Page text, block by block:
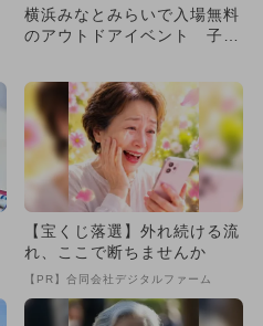
横浜みなとみらいで入場無料
のアウトドアイベント 子供
【宝くじ落選】外れ続ける流
れ、ここで断ちませんか
【PR】合同会社デジタルファーム